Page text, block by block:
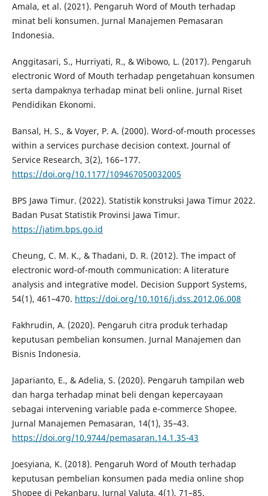
Amala, et al. (2021). Pengaruh Word of Mouth terhadap
minat beli konsumen. Jurnal Manajemen Pemasaran
Indonesia.
Anggitasari, S., Hurriyati, R., & Wibowo, L. (2017). Pengaruh
electronic Word of Mouth terhadap pengetahuan konsumen
serta dampaknya terhadap minat beli online. Jurnal Riset
Pendidikan Ekonomi.
Bansal, H. S., & Voyer, P. A. (2000). Word-of-mouth processes
within a services purchase decision context. Journal of
Service Research, 3(2), 166–177.
https://doi.org/10.1177/109467050032005
BPS Jawa Timur. (2022). Statistik konstruksi Jawa Timur 2022.
Badan Pusat Statistik Provinsi Jawa Timur.
https://jatim.bps.go.id
Cheung, C. M. K., & Thadani, D. R. (2012). The impact of
electronic word-of-mouth communication: A literature
analysis and integrative model. Decision Support Systems,
54(1), 461–470. https://doi.org/10.1016/j.dss.2012.06.008
Fakhrudin, A. (2020). Pengaruh citra produk terhadap
keputusan pembelian konsumen. Jurnal Manajemen dan
Bisnis Indonesia.
Japarianto, E., & Adelia, S. (2020). Pengaruh tampilan web
dan harga terhadap minat beli dengan kepercayaan
sebagai intervening variable pada e-commerce Shopee.
Jurnal Manajemen Pemasaran, 14(1), 35–43.
https://doi.org/10.9744/pemasaran.14.1.35-43
Joesyiana, K. (2018). Pengaruh Word of Mouth terhadap
keputusan pembelian konsumen pada media online shop
Shopee di Pekanbaru. Jurnal Valuta, 4(1), 71–85.